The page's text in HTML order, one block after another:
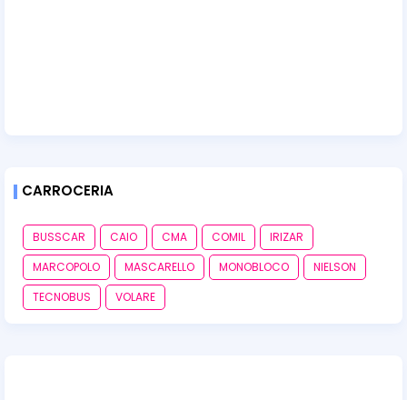
CARROCERIA
BUSSCAR CAIO CMA COMIL
IRIZAR
MARCOPOLO
MASCARELLO MONOBLOCO
NIELSON
TECNOBUS
VOLARE